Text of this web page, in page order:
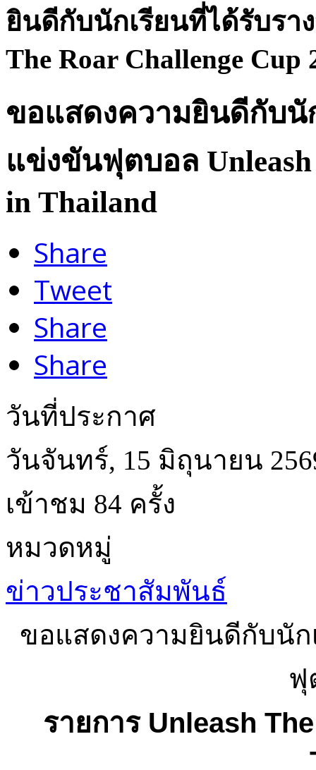
ยินดีกับนักเรียนที่ได้รับรา
The Roar Challenge Cup
ขอแสดงความยินดีกับนั
แข่งขันฟุตบอล Unleash
in Thailand
Share
Tweet
Share
Share
วันที่ประกาศ
วันจันทร์, 15 มิถุนายน
เข้าชม 84 ครั้ง
หมวดหมู่
ข่าวประชาสัมพันธ์
ขอแสดงความยินดีกับนัก
ฟุ
รายการ Unleash